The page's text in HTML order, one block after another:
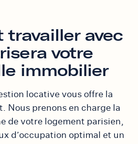
travailler avec
votre
immobilier
locative vous offre la
Nous prenons en charge la
de votre logement parisien,
d’occupation optimal et un